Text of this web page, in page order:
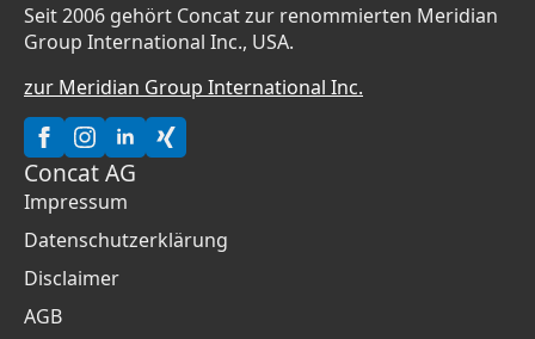
Seit 2006 gehört Concat zur renommierten Meridian
Group International Inc., USA.
zur Meridian Group International Inc.
Concat AG
Impressum
Datenschutzerklärung
Disclaimer
AGB